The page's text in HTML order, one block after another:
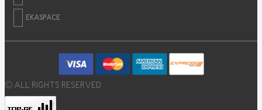
EKASPACE
© ALL RIGHTS RESERVED